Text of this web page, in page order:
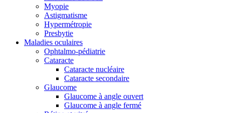
Myopie
Astigmatisme
Hypermétropie
Presbytie
Maladies oculaires
Ophtalmo-pédiatrie
Cataracte
Cataracte nucléaire
Cataracte secondaire
Glaucome
Glaucome à angle ouvert
Glaucome à angle fermé